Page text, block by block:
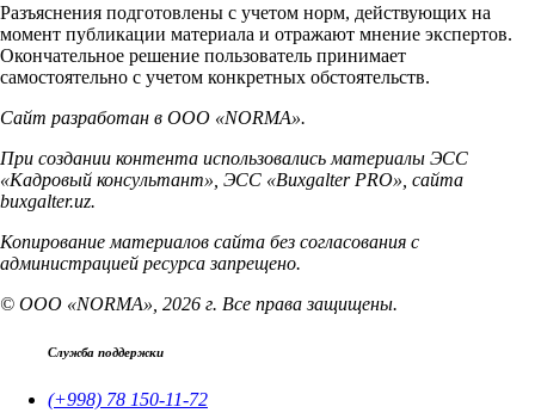
Разъяснения подготовлены с учетом норм, действующих на
момент публикации материала и отражают мнение экспертов.
Окончательное решение пользователь принимает
самостоятельно с учетом конкретных обстоятельств.
Сайт разработан в ООО «NORMA».
При создании контента использовались материалы ЭСС
«Кадровый консультант», ЭСС «Buxgalter PRO», сайта
buxgalter.uz.
Копирование материалов сайта без согласования с
администрацией ресурса запрещено.
© ООО «NORMA», 2026 г. Все права защищены.
Служба поддержки
(+998) 78 150-11-72